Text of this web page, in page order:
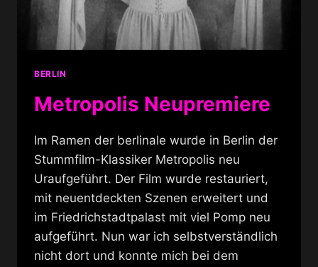
BERLIN
Metropolis Neupremiere
Im Ramen der berlinale wurde in Berlin der
Stummfilm-Klassiker Metropolis neu
Uraufgeführt. Der Film wurde restauriert,
mit neuentdeckten Szenen erweitert und
im Friedrichstadtpalast mit viel Pomp neu
aufgeführt. Nun war ich selbstverständlich
nicht dort und konnte mich bei dem